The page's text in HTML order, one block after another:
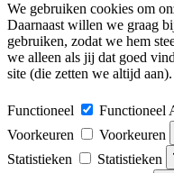
We gebruiken cookies om
Daarnaast willen we graag
gebruiken, zodat we hem
we alleen als jij dat goed
site (die zetten we altijd
Functioneel Functioneel
Voorkeuren
Voorkeuren
Statistieken
Statistieken